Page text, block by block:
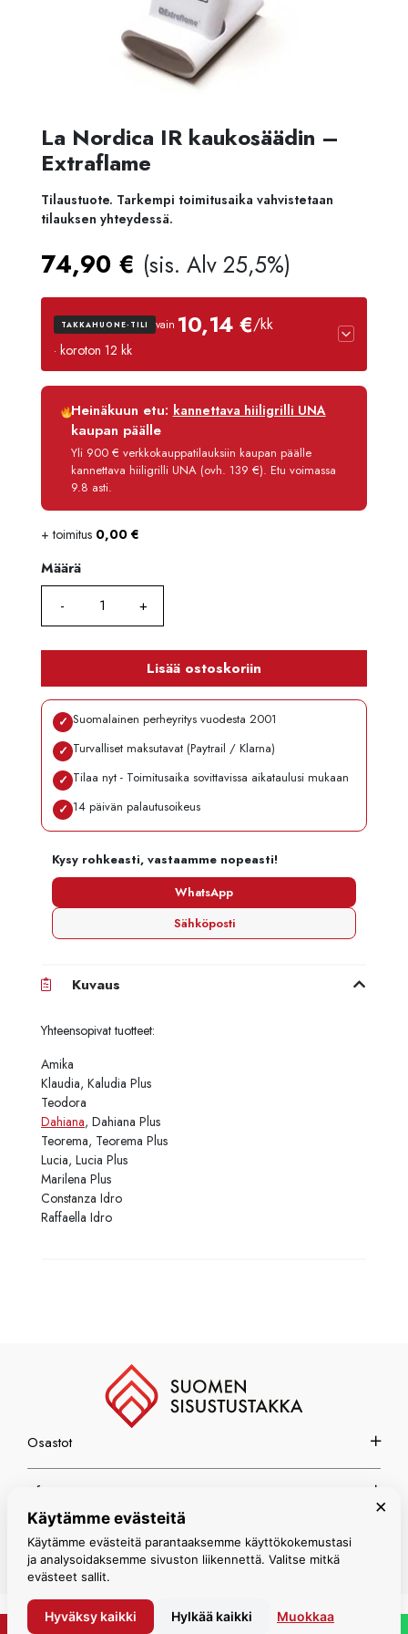
La Nordica IR kaukosäädin –
Extraflame
Tilaustuote. Tarkempi toimitusaika vahvistetaan
tilauksen yhteydessä.
74,90 € (sis. Alv 25,5%)
TAKKAHUONE-TILI vain 10,14 €/kk
· koroton 12 kk
Luottoaika
12 kk
Korko
Käsittelymaksu
3,90 €/kk
Maksettava yhteensä
121,70 €
Heinäkuun etu: kannettava hiiligrilli UNA
kaupan päälle
Yli 900 € verkkokauppatilauksiin kaupan päälle
kannettava hiiligrilli UNA (ovh. 139 €). Etu voimassa
9.8 asti.
+ toimitus 0,00 €
Määrä
Määrä
Lisää ostoskoriin
✓ Suomalainen perheyritys vuodesta 2001
✓ Turvalliset maksutavat (Paytrail / Klarna)
✓ Tilaa nyt - Toimitusaika sovittavissa aikataulusi mukaan
✓ 14 päivän palautusoikeus
Kysy rohkeasti, vastaamme nopeasti!
WhatsApp
Sähköposti
Kuvaus
Yhteensopivat tuotteet:
Amika
Klaudia, Kaludia Plus
Teodora
Dahiana, Dahiana Plus
Teorema, Teorema Plus
Lucia, Lucia Plus
Marilena Plus
Constanza Idro
Raffaella Idro
Osastot
Info
Espoon myymälä
×
Käytämme evästeitä
Käytämme evästeitä parantaaksemme käyttökokemustasi
ja analysoidaksemme sivuston liikennettä. Valitse mitkä
evästeet sallit.
Hyväksy kaikki Hylkää kaikki Muokkaa